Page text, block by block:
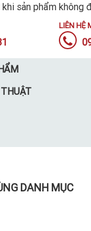
khi sản phẩm không
LIÊN HỆ
DANH MỤC